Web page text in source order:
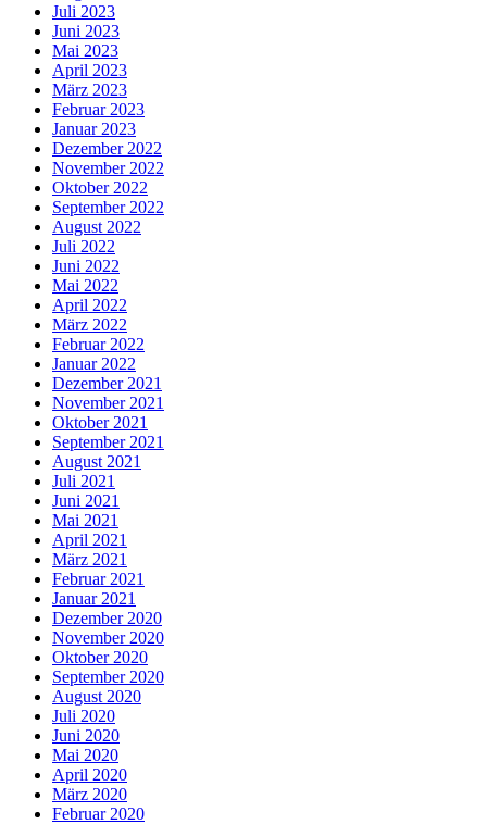
Juli 2023
Juni 2023
Mai 2023
April 2023
März 2023
Februar 2023
Januar 2023
Dezember 2022
November 2022
Oktober 2022
September 2022
August 2022
Juli 2022
Juni 2022
Mai 2022
April 2022
März 2022
Februar 2022
Januar 2022
Dezember 2021
November 2021
Oktober 2021
September 2021
August 2021
Juli 2021
Juni 2021
Mai 2021
April 2021
März 2021
Februar 2021
Januar 2021
Dezember 2020
November 2020
Oktober 2020
September 2020
August 2020
Juli 2020
Juni 2020
Mai 2020
April 2020
März 2020
Februar 2020